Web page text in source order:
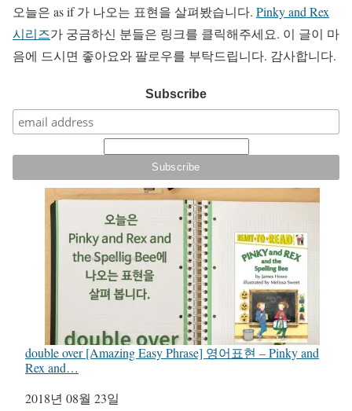
오늘은 as if 가 나오는 표현을 살펴봤습니다. Pinky and Rex
시리즈가 궁금하신 분들은 링크를 클릭해주세요. 이 글이 마
음에 드시면 좋아요와 팔로우를 부탁드립니다. 감사합니다.
Subscribe
double over [Amazing Easy Phrase] 영어표현 – Pinky and
Rex and…
일자
2018년 08월 23일